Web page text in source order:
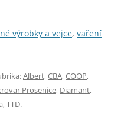
výrobky a vejce, vaření
Albert,CBA,COOP,
Prosenice, Diamant,
,TTD.